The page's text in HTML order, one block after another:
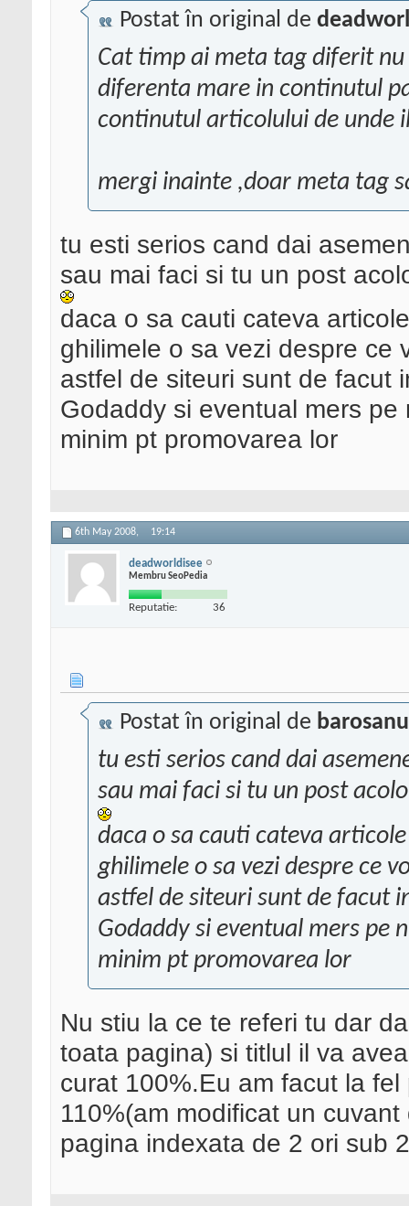
Postat în original de
Cat timp ai meta tag diferit
diferenta mare in continutul
continutul articolului de unde
mergi inainte ,doar meta tag
tu esti serios cand dai
sau mai faci si tu un post
daca o sa cauti cateva
ghilimele o sa vezi despre ce
astfel de siteuri sunt de facut
Godaddy si eventual mers
minim pt promovarea lor
6th May 2008, 19:14
deadworldisee
Membru SeoPedia
Reputatie: 36
Postat în original de barosanu
tu esti serios cand dai
sau mai faci si tu un post
daca o sa cauti cateva
ghilimele o sa vezi despre ce
astfel de siteuri sunt de facut
Godaddy si eventual mers pe
minim pt promovarea lor
Nu stiu la ce te referi tu dar
toata pagina) si titlul il va
curat 100%.Eu am facut la
110%(am modificat un
pagina indexata de 2 ori sub